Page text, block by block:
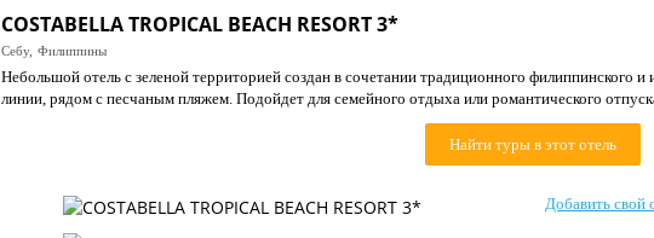
COSTABELLA TROPICAL BEACH RESORT 3*
Себу, Филиппины
Небольшой отель с зеленой территорией создан в сочетании традиционного филиппинского и
линии, рядом с песчаным пляжем. Подойдет для семейного отдыха или романтического
Найти туры в этот отель
Добавить свой